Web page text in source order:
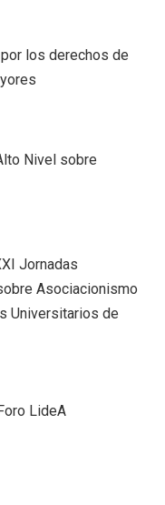
los derechos de
Nivel sobre
Jornadas
Asociacionismo
Universitarios de
LideA